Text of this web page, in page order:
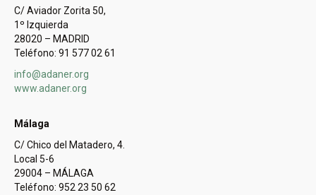
C/ Aviador Zorita 50,
1º Izquierda
28020 – MADRID
Teléfono: 91 577 02 61
info@adaner.org
www.adaner.org
Málaga
C/ Chico del Matadero, 4.
Local 5-6
29004 – MÁLAGA
Teléfono: 952 23 50 62